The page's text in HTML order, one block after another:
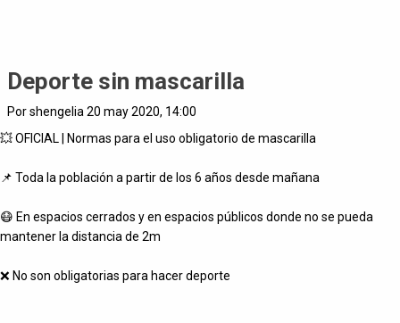
Deporte sin mascarilla
Por shengelia 20 may 2020, 14:00
💥 OFICIAL | Normas para el uso obligatorio de mascarilla
📌 Toda la población a partir de los 6 años desde mañana
😷 En espacios cerrados y en espacios públicos donde no se pueda
mantener la distancia de 2m
❌ No son obligatorias para hacer deporte